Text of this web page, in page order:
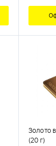
Золото
(20 г)